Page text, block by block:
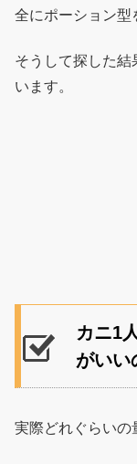
全にポーション型
そうして探した結
います。
カニ1
がいい
実際どれぐらいの